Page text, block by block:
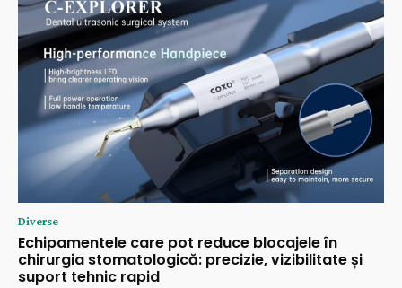
Diverse
Echipamentele care pot reduce blocajele în
chirurgia stomatologică: precizie, vizibilitate și
suport tehnic rapid